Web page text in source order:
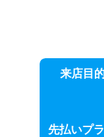
提供された通信
話の超過など)
お客様にいただ
ので、入力間違
では責任を負い
来店目
先払いプ